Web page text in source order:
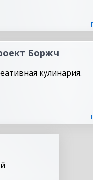
Боржч
кулинария.